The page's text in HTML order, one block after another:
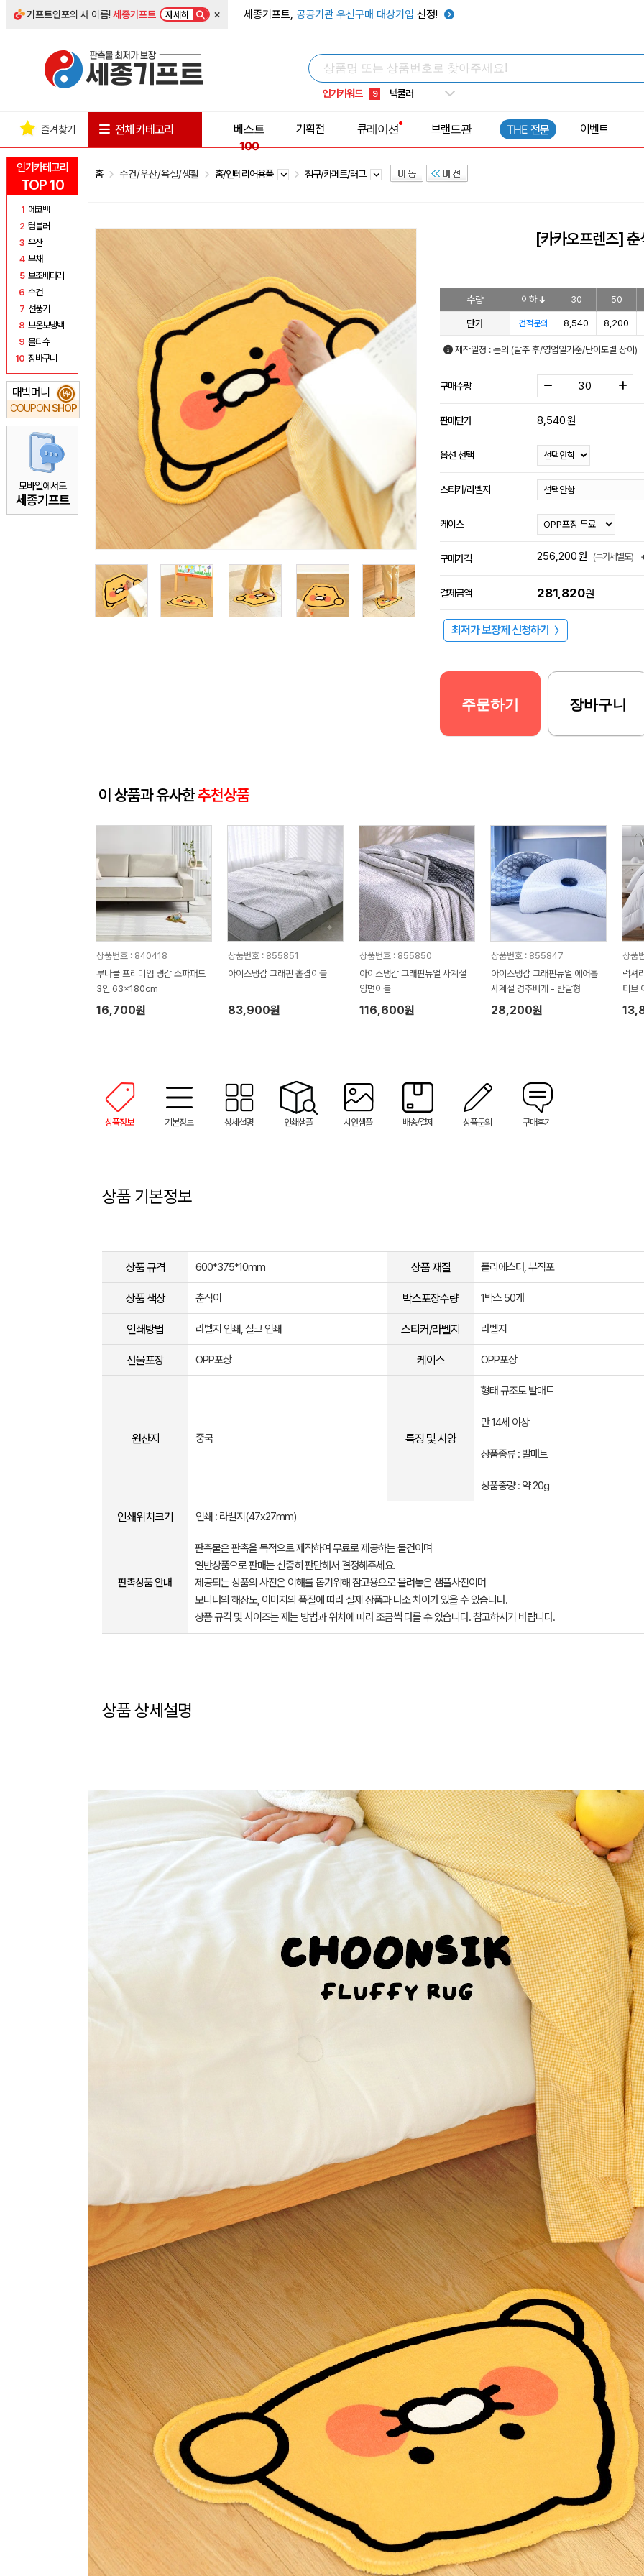
기프트인포의 새 이름!세종기프트 자세히 × 세종기프트, 공공기관 우선구매 대상기업 선정!
인기키워드
5 키캡
8 쿨토시
9 넥쿨러
1 선풍기
인기카테고리
TOP 10
1 에코백
2 텀블러
3 우산
4 부채
5 보조배터리
6 수건
7 선풍기
8 보온보냉백
9 물티슈
10 장바구니
대박머니
COUPON SHOP
₩
모바일에서도
세종기프트
즐겨찾기 전체 카테고리
베스트
100
기획전 큐레이션 브랜드관 THE 전문 이벤트
홈 수건/우산/욕실/생활 홈/인테리어용품 침구/카페트/러그
[카카오프렌즈] 춘
수량 이하 30 50
단가 견적문의 8,540 8,200
제작일정 : 문의 (발주 후/영업일기준/난이도별 상이)
구매수량
판매단가 8,540원
옵션 선택
스티커/라벨지
케이스
구매가격 256,200원 (부가세별도)
결제금액 281,820원
최저가 보장제 신청하기 〉
주문하기 장바구니
이 상품과 유사한추천상품
상품번호 : 840418
루나쿨 프리미엄 냉감 소파패드
3인 63x180cm
16,700원
상품번호 : 855851
아이스냉감 그래핀 홑겹이불
83,900원
상품번호 : 855850
아이스냉감 그래핀듀얼 사계절
양면이불
116,600원
상품번호 : 855847
아이스냉감 그래핀듀얼 에어홀
사계절 경추베개 - 반달형
28,200원
상품
럭셔
티브
상품정보 기본정보 상세설명 인쇄샘플 시안샘플 배송/결제 상품문의 구매후기
상품 기본정보
상품 규격 600*375*10mm 상품 재질 폴리에스터, 부직포
상품 색상 춘식이 박스포장수량 1박스 50개
인쇄방법 라벨지 인쇄, 실크 인쇄 스티커/라벨지 라벨지
선물포장 OPP포장 케이스 OPP포장
원산지 중국 특징 및 사양
형태 규조토 발매트
만 14세 이상
상품종류 : 발매트
상품중량 : 약 20g
인쇄위치크기 인쇄 : 라벨지(47x27mm)
판촉상품 안내
판촉물은 판촉을 목적으로 제작하여 무료로 제공하는 물건이며
일반상품으로 판매는 신중히 판단해서 결정해주세요.
제공되는 상품의 사진은 이해를 돕기위해 참고용으로 올려놓은 샘플사진이며
모니터의 해상도, 이미지의 품질에 따라 실제 상품과 다소 차이가 있을 수 있습니다.
상품 규격 및 사이즈는 재는 방법과 위치에 따라 조금씩 다를 수 있습니다. 참고하시기 바랍니다.
상품 상세설명